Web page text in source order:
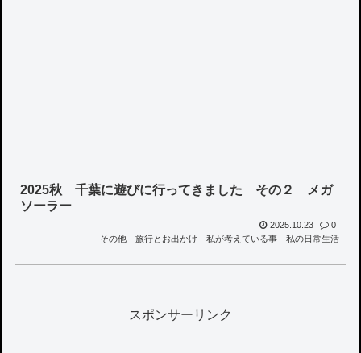
2025秋 千葉に遊びに行ってきました その２ メガ
ソーラー
2025.10.23
0
その他
旅行とお出かけ 私が考えている事 私の日常生活
スポンサーリンク